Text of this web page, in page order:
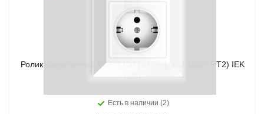
Ролик раскаточный РОР 1700 (ST26.1, PO 1000, RT2) IEK
(1/8)
Есть в наличии (2)